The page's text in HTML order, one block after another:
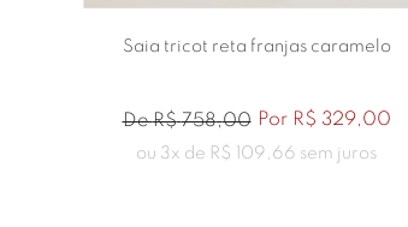
Saia tricot reta franjas caramelo
DeR$ 758,00 Por R$ 329,00
ou 3x de R$ 109 , 66 sem juros